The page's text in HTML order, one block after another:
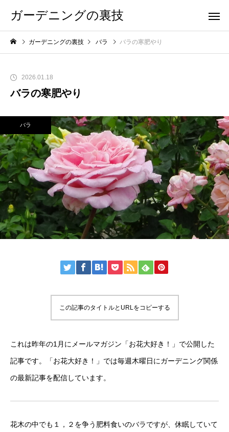
ガーデニングの裏技
ガーデニングの裏技 バラ バラの寒肥やり
2026.01.18
バラの寒肥やり
バラ
この記事のタイトルとURLをコピーする
これは昨年の1月にメールマガジン「お花大好き！」で公開した
記事です。「お花大好き！」では毎週木曜日にガーデニング関係
の最新記事を配信しています。
花木の中でも１，２を争う肥料食いのバラですが、休眠していて